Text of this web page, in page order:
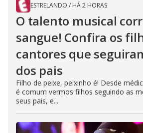
ESTRELANDO / HÁ 2 HORAS
O talento musical
sangue! Confira os
cantores que
dos pais
Filho de peixe, peixinho é! Desde
é comum vermos filhos seguindo as
seus pais, e...